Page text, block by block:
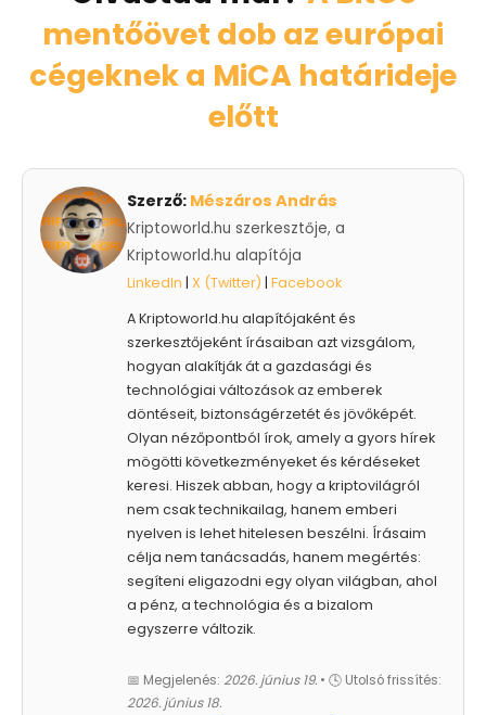
mentőövet dob az európai
cégeknek a MiCA határideje
előtt
Szerző: Mészáros András
Kriptoworld.hu szerkesztője, a
Kriptoworld.hu alapítója
LinkedIn | X (Twitter) | Facebook
A Kriptoworld.hu alapítójaként és
szerkesztőjeként írásaiban azt vizsgálom,
hogyan alakítják át a gazdasági és
technológiai változások az emberek
döntéseit, biztonságérzetét és jövőképét.
Olyan nézőpontból írok, amely a gyors hírek
mögötti következményeket és kérdéseket
keresi. Hiszek abban, hogy a kriptovilágról
nem csak technikailag, hanem emberi
nyelven is lehet hitelesen beszélni. Írásaim
célja nem tanácsadás, hanem megértés:
segíteni eligazodni egy olyan világban, ahol
a pénz, a technológia és a bizalom
egyszerre változik.
📅 Megjelenés: 2026. június 19. • 🕓 Utolsó frissítés:
2026. június 18.